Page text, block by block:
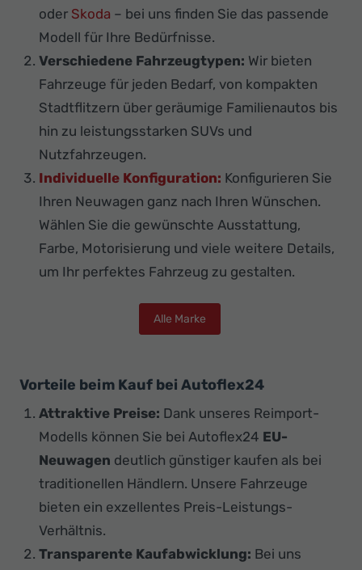
oder Skoda – bei uns finden Sie das passende
Modell für Ihre Bedürfnisse.
Verschiedene Fahrzeugtypen: Wir bieten
Fahrzeuge für jeden Bedarf, von kompakten
Stadtflitzern über geräumige Familienautos bis
hin zu leistungsstarken SUVs und
Nutzfahrzeugen.
Individuelle Konfiguration: Konfigurieren Sie
Ihren Neuwagen ganz nach Ihren Wünschen.
Wählen Sie die gewünschte Ausstattung,
Farbe, Motorisierung und viele weitere Details,
um Ihr perfektes Fahrzeug zu gestalten.
Alle Marke
Vorteile beim Kauf bei Autoflex24
Attraktive Preise: Dank unseres Reimport-
Modells können Sie bei Autoflex24 EU-
Neuwagen deutlich günstiger kaufen als bei
traditionellen Händlern. Unsere Fahrzeuge
bieten ein exzellentes Preis-Leistungs-
Verhältnis.
Transparente Kaufabwicklung: Bei uns